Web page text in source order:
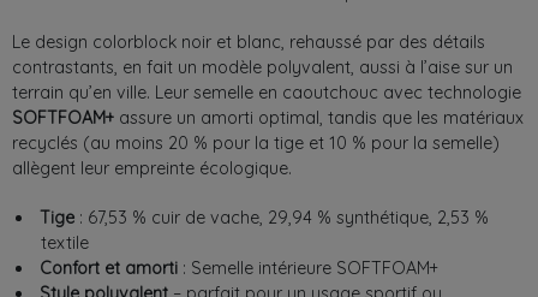
Le design colorblock noir et blanc, rehaussé par des détails
contrastants, en fait un modèle polyvalent, aussi à l’aise sur un
SOFTFOAM+ assure un amorti optimal, tandis que les matériaux
recyclés (au moins 20 % pour la tige et 10 % pour la semelle)
allègent leur empreinte écologique.
Tige : 67,53 % cuir de vache, 29,94 % synthétique, 2,53 %
textile
Confort et amorti : Semelle intérieure SOFTFOAM+